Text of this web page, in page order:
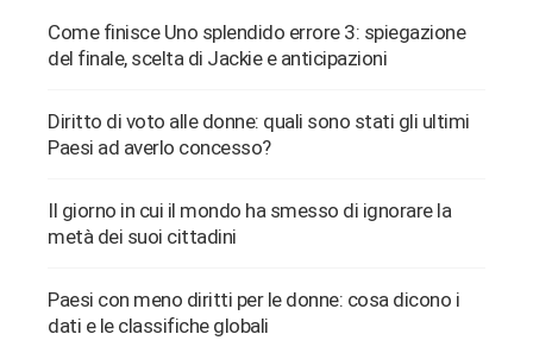
Come finisce Uno splendido errore 3: spiegazione
del finale, scelta di Jackie e anticipazioni
Diritto di voto alle donne: quali sono stati gli ultimi
Paesi ad averlo concesso?
Il giorno in cui il mondo ha smesso di ignorare la
metà dei suoi cittadini
Paesi con meno diritti per le donne: cosa dicono i
dati e le classifiche globali